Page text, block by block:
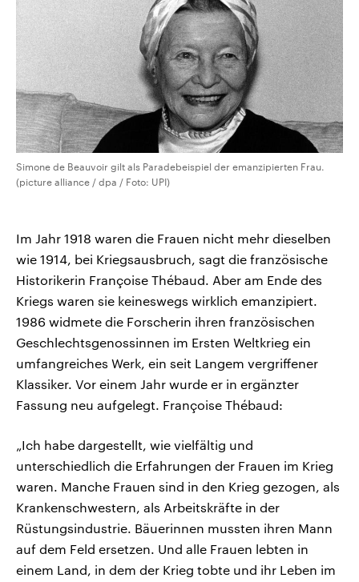
Simone de Beauvoir gilt als Paradebeispiel der emanzipierten Frau.
(picture alliance / dpa / Foto: UPI)
Im Jahr 1918 waren die Frauen nicht mehr dieselben
wie 1914, bei Kriegsausbruch, sagt die französische
Historikerin Françoise Thébaud. Aber am Ende des
Kriegs waren sie keineswegs wirklich emanzipiert.
1986 widmete die Forscherin ihren französischen
Geschlechtsgenossinnen im Ersten Weltkrieg ein
umfangreiches Werk, ein seit Langem vergriffener
Klassiker. Vor einem Jahr wurde er in ergänzter
Fassung neu aufgelegt. Françoise Thébaud:
„Ich habe dargestellt, wie vielfältig und
unterschiedlich die Erfahrungen der Frauen im Krieg
waren. Manche Frauen sind in den Krieg gezogen, als
Krankenschwestern, als Arbeitskräfte in der
Rüstungsindustrie. Bäuerinnen mussten ihren Mann
auf dem Feld ersetzen. Und alle Frauen lebten in
einem Land, in dem der Krieg tobte und ihr Leben im